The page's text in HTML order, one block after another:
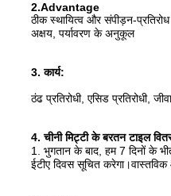
2.Advantage
ठीक स्थायित्व और संपीड़न-प्रतिरोध
अक्षय, पर्यावरण के अनुकूल
3. कार्य:
ठंढ प्रतिरोधी, एसिड प्रतिरोधी,
4. चीनी मिट्टी के बरतन टाइल
1. भुगतान के बाद, हम 7 दिनों के
ईटीए दिवस सूचित